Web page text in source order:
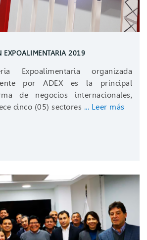
EXPOALIMENTARIA 2019
Expoalimentaria organizada
por ADEX es la principal
de negocios internacionales,
cinco (05) sectores ... Leer más